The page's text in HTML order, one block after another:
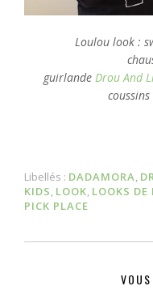
Loulou look :
guirlande Drou And
Libellés : DADAMORA,
KIDS, LOOK, LOOKS DE
PICK PLACE